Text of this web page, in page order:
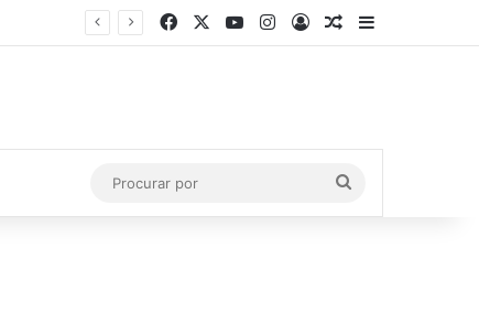
Facebook YouTubeInstagram
EntrarArtigo aleatório
por